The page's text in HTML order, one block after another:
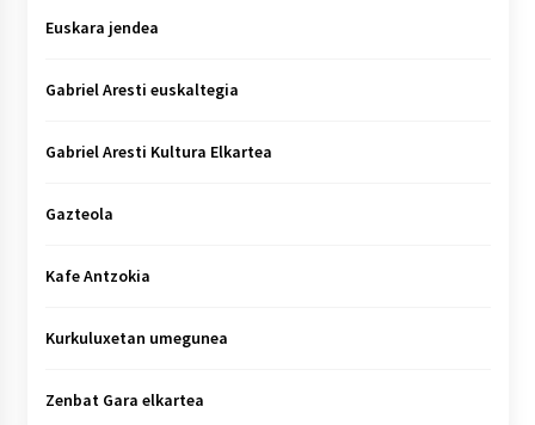
Euskara jendea
Gabriel Aresti euskaltegia
Gabriel Aresti Kultura Elkartea
Gazteola
Kafe Antzokia
Kurkuluxetan umegunea
Zenbat Gara elkartea